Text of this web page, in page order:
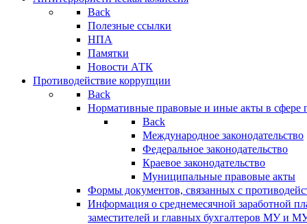
Back
Полезные ссылки
НПА
Памятки
Новости АТК
Противодействие коррупции
Back
Нормативные правовые и иные акты в сфере
Back
Международное законодательство
Федеральное законодательство
Краевое законодательство
Муниципальные правовые акты
Формы документов, связанных с
Информация о среднемесячной заработной
заместителей и главных бухгалтеров МУ и